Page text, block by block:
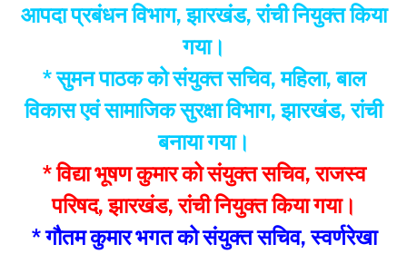
आपदा प्रबंधन विभाग, झारखंड, रांची नियुक्त किया
गया।
* सुमन पाठक को संयुक्त सचिव, महिला, बाल
विकास एवं सामाजिक सुरक्षा विभाग, झारखंड, रांची
बनाया गया।
* विद्या भूषण कुमार को संयुक्त सचिव, राजस्व
परिषद, झारखंड, रांची नियुक्त किया गया।
* गौतम कुमार भगत को संयुक्त सचिव, स्वर्णरेखा